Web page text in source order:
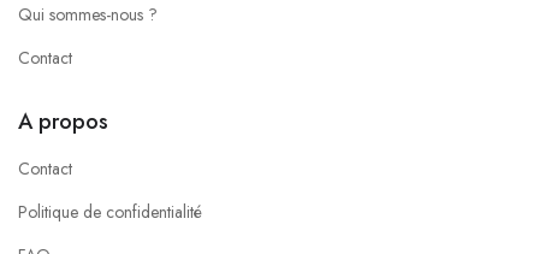
Qui sommes-nous ?
Contact
A propos
Contact
Politique de confidentialité